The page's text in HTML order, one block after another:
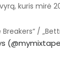
kuris mirė
Breakers“ /